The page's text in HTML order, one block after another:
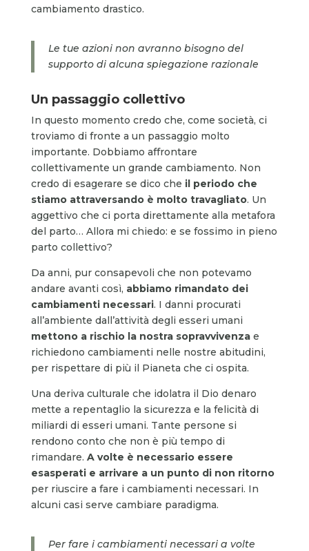
cambiamento drastico.
Le tue azioni non avranno bisogno del
supporto di alcuna spiegazione razionale
Un passaggio collettivo
In questo momento credo che, come società, ci
troviamo di fronte a un passaggio molto
importante. Dobbiamo affrontare
collettivamente un grande cambiamento. Non
credo di esagerare se dico che il periodo che
stiamo attraversando è molto travagliato. Un
aggettivo che ci porta direttamente alla metafora
del parto… Allora mi chiedo: e se fossimo in pieno
parto collettivo?
Da anni, pur consapevoli che non potevamo
andare avanti così, abbiamo rimandato dei
cambiamenti necessari. I danni procurati
all’ambiente dall’attività degli esseri umani
mettono a rischio la nostra sopravvivenzae
richiedono cambiamenti nelle nostre abitudini,
per rispettare di più il Pianeta che ci ospita.
Una deriva culturale che idolatra il Dio denaro
mette a repentaglio la sicurezza e la felicità di
miliardi di esseri umani. Tante persone si
rendono conto che non è più tempo di
rimandare. A volte è necessarioessere
esasperati e arrivare a un punto di non ritorno
per riuscire a fare i cambiamenti necessari. In
alcuni casi serve cambiare paradigma.
Per fare i cambiamenti necessari a volte